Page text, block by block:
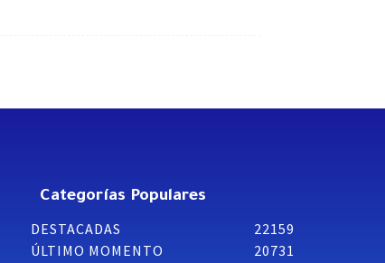
Categorías Populares
DESTACADAS
22159
ÚLTIMO MOMENTO
20731